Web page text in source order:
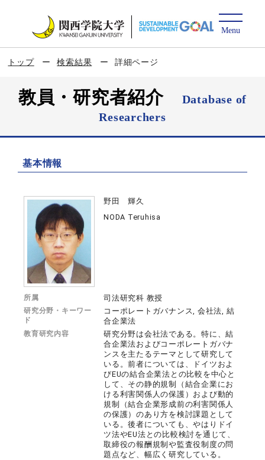
トップ 検索結果 詳細ページ
教員・研究者紹介
Database of
Researchers
基本情報
野田 輝久
NODA Teruhisa
所属 司法研究科 教授
研究分野・キーワー
ド
コーポレートガバナンス, 会社法, 結
合企業法
教育研究内容
研究分野は会社法である。特に、結
合企業法およびコーポレートガバナ
ンスを主たるテーマとして研究して
いる。前者については、ドイツおよ
びEUの結合企業法との比較を中心と
して、その静的規制（結合企業にお
ける利害関係人の保護）および動的
規制（結合企業形成前の利害関係人
の保護）のあり方を検討課題として
いる。後者についても、やはりドイ
ツ法やEU法との比較検討を通じて、
取締役の報酬規制や監査役制度の問
題点など、幅広く研究している。